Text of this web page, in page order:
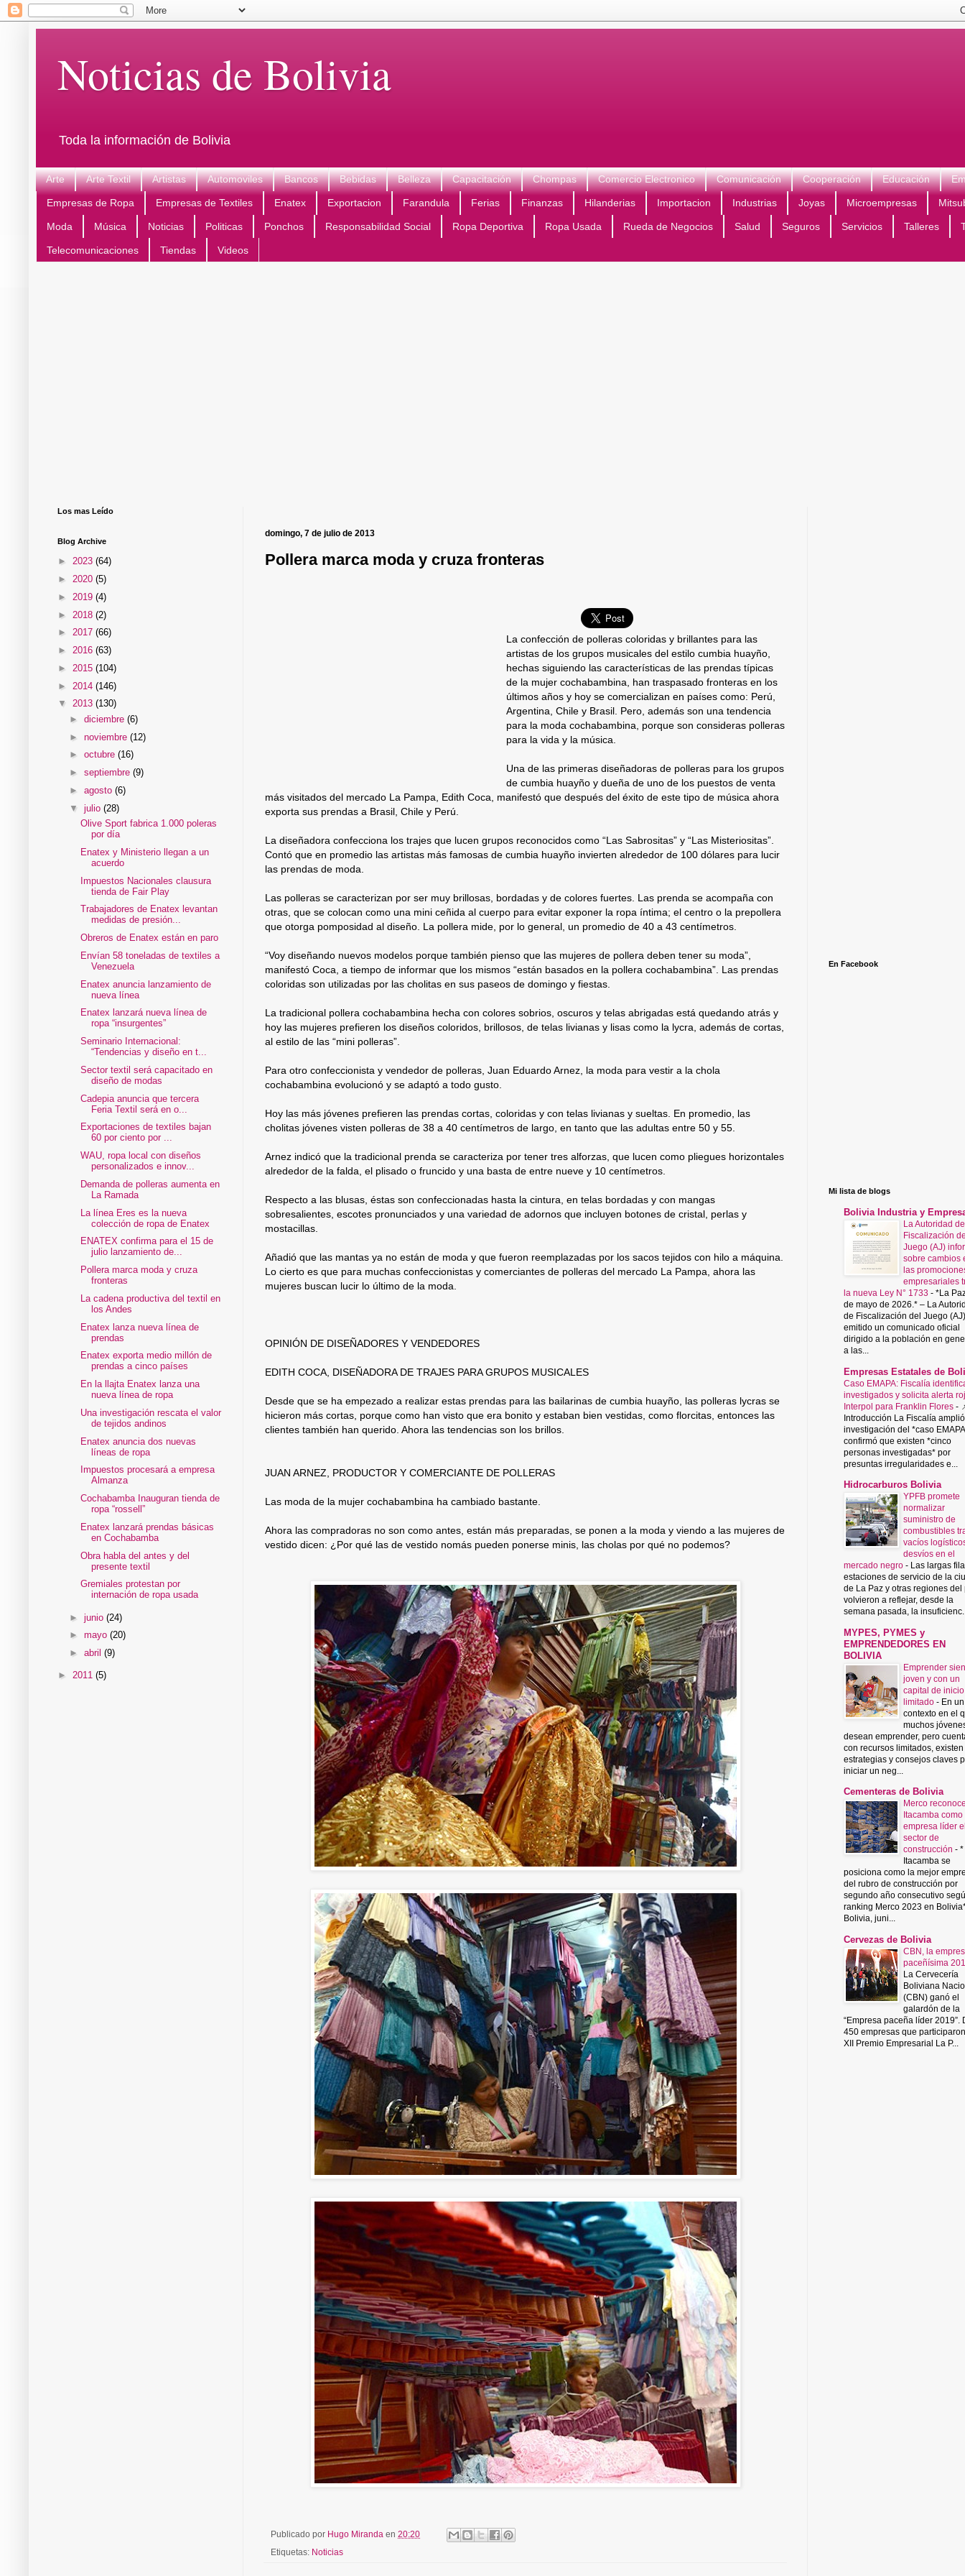
Noticias de Bolivia
Toda la información de Bolivia
Arte Arte Textil Artistas Automoviles Bancos Bebidas Belleza Capacitación Chompas Comercio Electronico Comunicación Cooperación Educación
Empresas de Ropa Empresas de Textiles Enatex Exportacion Farandula Ferias Finanzas Hilanderias Importacion Industrias Joyas Microempresas
Moda Música Noticias Politicas Ponchos Responsabilidad Social Ropa Deportiva Ropa Usada Rueda de Negocios Salud Seguros Servicios Talleres
Telecomunicaciones Tiendas Videos
domingo, 7 de julio de 2013
Pollera marca moda y cruza fronteras
La confección de polleras coloridas y brillantes para las
artistas de los grupos musicales del estilo cumbia huayño,
hechas siguiendo las características de las prendas típicas
de la mujer cochabambina, han traspasado fronteras en los
últimos años y hoy se comercializan en países como: Perú,
Argentina, Chile y Brasil. Pero, además son una tendencia
para la moda cochabambina, porque son consideras polleras
para la vida y la música.
Una de las primeras diseñadoras de polleras para los grupos
de cumbia huayño y dueña de uno de los puestos de venta
más visitados del mercado La Pampa, Edith Coca, manifestó que después del éxito de este tipo de música ahora
exporta sus prendas a Brasil, Chile y Perú.
La diseñadora confecciona los trajes que lucen grupos reconocidos como “Las Sabrositas” y “Las Misteriositas”.
Contó que en promedio las artistas más famosas de cumbia huayño invierten alrededor de 100 dólares para lucir
las prendas de moda.
Las polleras se caracterizan por ser muy brillosas, bordadas y de colores fuertes. Las prenda se acompaña con
otras, que se colocan como una mini ceñida al cuerpo para evitar exponer la ropa íntima; el centro o la prepollera
que otorga pomposidad al diseño. La pollera mide, por lo general, un promedio de 40 a 43 centímetros.
“Voy diseñando nuevos modelos porque también pienso que las mujeres de pollera deben tener su moda”,
manifestó Coca, a tiempo de informar que los mismos “están basados en la pollera cochabambina”. Las prendas
coloridas son utilizadas por las cholitas en sus paseos de domingo y fiestas.
La tradicional pollera cochabambina hecha con colores sobrios, oscuros y telas abrigadas está quedando atrás y
hoy las mujeres prefieren los diseños coloridos, brillosos, de telas livianas y lisas como la lycra, además de cortas,
al estilo de las “mini polleras”.
Para otro confeccionista y vendedor de polleras, Juan Eduardo Arnez, la moda para vestir a la chola
cochabambina evolucionó y se adaptó a todo gusto.
Hoy las más jóvenes prefieren las prendas cortas, coloridas y con telas livianas y sueltas. En promedio, las
cholitas jóvenes visten polleras de 38 a 40 centímetros de largo, en tanto que las adultas entre 50 y 55.
Arnez indicó que la tradicional prenda se caracteriza por tener tres alforzas, que lucen como pliegues horizontales
alrededor de la falda, el plisado o fruncido y una basta de entre nueve y 10 centímetros.
Respecto a las blusas, éstas son confeccionadas hasta la cintura, en telas bordadas y con mangas
sobresalientes, escotes pronunciados y una variedad de adornos que incluyen botones de cristal, perlas y
mostacillas.
Añadió que las mantas ya no están de moda y que fueron reemplazadas por los sacos tejidos con hilo a máquina.
Lo cierto es que para muchas confeccionistas y comerciantes de polleras del mercado La Pampa, ahora las
mujeres buscan lucir lo último de la moda.
OPINIÓN DE DISEÑADORES Y VENDEDORES
EDITH COCA, DISEÑADORA DE TRAJES PARA GRUPOS MUSICALES
Desde que se ha empezado a realizar estas prendas para las bailarinas de cumbia huayño, las polleras lycras se
hicieron más cortas, porque como han visto que era bonito y estaban bien vestidas, como florcitas, entonces las
clientes también han querido. Ahora las tendencias son los brillos.
JUAN ARNEZ, PRODUCTOR Y COMERCIANTE DE POLLERAS
Las moda de la mujer cochabambina ha cambiado bastante.
Ahora las compradoras no son como antes, están más preparadas, se ponen a la moda y viendo a las mujeres de
vestido dicen: ¿Por qué las de vestido nomás pueden ponerse minis, las cholas por qué no podemos?
Publicado por Hugo Miranda en 20:20
Etiquetas: Noticias
Los mas Leído
Blog Archive
► 2023 (64)
► 2020 (5)
► 2019 (4)
► 2018 (2)
► 2017 (66)
► 2016 (63)
► 2015 (104)
► 2014 (146)
▼ 2013 (130)
► diciembre (6)
► noviembre (12)
► octubre (16)
► septiembre (9)
► agosto (6)
▼ julio (28)
Olive Sport fabrica 1.000 poleras
por día
Enatex y Ministerio llegan a un
acuerdo
Impuestos Nacionales clausura
tienda de Fair Play
Trabajadores de Enatex levantan
medidas de presión...
Obreros de Enatex están en paro
Envían 58 toneladas de textiles a
Venezuela
Enatex anuncia lanzamiento de
nueva línea
Enatex lanzará nueva línea de
ropa “insurgentes”
Seminario Internacional:
“Tendencias y diseño en t...
Sector textil será capacitado en
diseño de modas
Cadepia anuncia que tercera
Feria Textil será en o...
Exportaciones de textiles bajan
60 por ciento por ...
WAU, ropa local con diseños
personalizados e innov...
Demanda de polleras aumenta en
La Ramada
La línea Eres es la nueva
colección de ropa de Enatex
ENATEX confirma para el 15 de
julio lanzamiento de...
Pollera marca moda y cruza
fronteras
La cadena productiva del textil en
los Andes
Enatex lanza nueva línea de
prendas
Enatex exporta medio millón de
prendas a cinco países
En la llajta Enatex lanza una
nueva línea de ropa
Una investigación rescata el valor
de tejidos andinos
Enatex anuncia dos nuevas
líneas de ropa
Impuestos procesará a empresa
Almanza
Cochabamba Inauguran tienda de
ropa “rossell”
Enatex lanzará prendas básicas
en Cochabamba
Obra habla del antes y del
presente textil
Gremiales protestan por
internación de ropa usada
► junio (24)
► mayo (20)
► abril (9)
► 2011 (5)
En Facebook
Mi lista de blogs
Bolivia Industria y
La Autoridad de
Fiscalización
Juego (AJ)
sobre cambios
las
empresariales
la nueva Ley N° 1733 - *La
de mayo de 2026.* – La
de Fiscalización del Juego
emitido un comunicado oficial
dirigido a la población en
a las...
Empresas Estatales de
Caso EMAPA: Fiscalía
investigados y solicita alerta
Interpol para Franklin Flores -
Introducción La Fiscalía
investigación del *caso
confirmó que existen *cinco
personas investigadas* por
presuntas irregularidades e...
Hidrocarburos Bolivia
YPFB promete
normalizar
suministro de
combustibles
vacíos
desvíos en el
mercado negro - Las largas
estaciones de servicio de la
de La Paz y otras regiones del
volvieron a reflejar, desde la
semana pasada, la
MYPES, PYMES y
EMPRENDEDORES EN
BOLIVIA
Emprender
joven y con un
capital de inicio
limitado - En un
contexto en el
muchos
desean emprender, pero
con recursos limitados, existen
estrategias y consejos claves
iniciar un neg...
Cementeras de Bolivia
Merco
Itacamba como
empresa líder
sector de
construcción - *
Itacamba se
posiciona como la mejor
del rubro de construcción por
segundo año consecutivo
ranking Merco 2023 en
Bolivia, juni...
Cervezas de Bolivia
CBN, la
paceñísima
La Cervecería
Boliviana
(CBN) ganó el
galardón de la
“Empresa paceña líder 2019”.
450 empresas que
XII Premio Empresarial La P...